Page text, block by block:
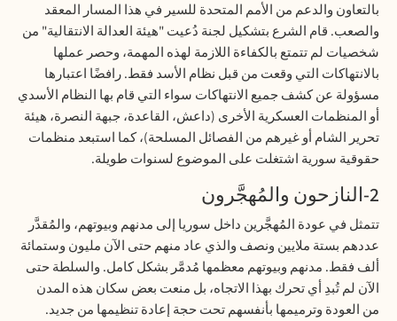
بالتعاون والدعم من الأمم المتحدة للسير في هذا المسار المعقد
والصعب. قام الشرع بتشكيل لجنة دُعيت "هيئة العدالة الانتقالية" من
شخصيات لم تتمتع بالكفاءة اللازمة لهذه المهمة، وحصر عملها
بالانتهاكات التي وقعت من قبل نظام الأسد فقط. رافضًا اعتبارها
مسؤولة عن كشف جميع الانتهاكات سواء التي قام بها النظام الأسدي
أو المنظمات العسكرية الأخرى (داعش، القاعدة، جبهة النصرة، هيئة
تحرير الشام أو غيرهم من الفصائل المسلحة)، كما استبعد منظمات
حقوقية سورية اشتغلت على الموضوع لسنوات طويلة.
2-النازحون والمُهجَّرون
تتمثل في عودة المُهجَّرين داخل سوريا إلى مدنهم وبيوتهم، والمُقدَّر
عددهم بستة ملايين ونصف والذي عاد منهم حتى الآن مليون وستمائة
ألف فقط. مدنهم وبيوتهم معظمها مُدمَّر بشكل كامل. والسلطة حتى
الآن لم تُبدِ أي تحرك بهذا الاتجاه، بل منعت بعض سكان هذه المدن
من العودة وترميمها بأنفسهم تحت حجة إعادة تنظيمها من جديد.